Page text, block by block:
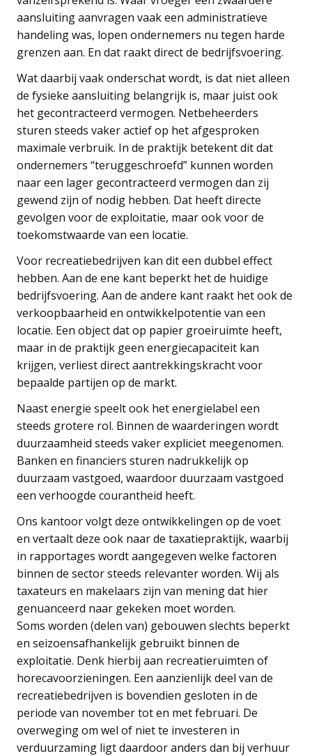
aansluiting aanvragen vaak een administratieve
handeling was, lopen ondernemers nu tegen harde
grenzen aan. En dat raakt direct de bedrijfsvoering.
Wat daarbij vaak onderschat wordt, is dat niet alleen
de fysieke aansluiting belangrijk is, maar juist ook
het gecontracteerd vermogen. Netbeheerders
sturen steeds vaker actief op het afgesproken
maximale verbruik. In de praktijk betekent dit dat
ondernemers “teruggeschroefd” kunnen worden
naar een lager gecontracteerd vermogen dan zij
gewend zijn of nodig hebben. Dat heeft directe
gevolgen voor de exploitatie, maar ook voor de
toekomstwaarde van een locatie.
Voor recreatiebedrijven kan dit een dubbel effect
hebben. Aan de ene kant beperkt het de huidige
bedrijfsvoering. Aan de andere kant raakt het ook de
verkoopbaarheid en ontwikkelpotentie van een
locatie. Een object dat op papier groeiruimte heeft,
maar in de praktijk geen energiecapaciteit kan
krijgen, verliest direct aantrekkingskracht voor
bepaalde partijen op de markt.
Naast energie speelt ook het energielabel een
steeds grotere rol. Binnen de waarderingen wordt
duurzaamheid steeds vaker expliciet meegenomen.
Banken en financiers sturen nadrukkelijk op
duurzaam vastgoed, waardoor duurzaam vastgoed
een verhoogde courantheid heeft.
Ons kantoor volgt deze ontwikkelingen op de voet
en vertaalt deze ook naar de taxatiepraktijk, waarbij
in rapportages wordt aangegeven welke factoren
binnen de sector steeds relevanter worden. Wij als
taxateurs en makelaars zijn van mening dat hier
genuanceerd naar gekeken moet worden.
Soms worden (delen van) gebouwen slechts beperkt
en seizoensafhankelijk gebruikt binnen de
exploitatie. Denk hierbij aan recreatieruimten of
horecavoorzieningen. Een aanzienlijk deel van de
recreatiebedrijven is bovendien gesloten in de
periode van november tot en met februari. De
overweging om wel of niet te investeren in
verduurzaming ligt daardoor anders dan bij verhuur